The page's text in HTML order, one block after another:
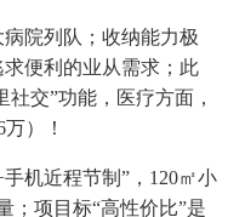
院列队；收纳能力极
便利的业从需求；此
交”功能，医疗方面，
）！
机近程节制”，120㎡小
；项目标“高性价比”是